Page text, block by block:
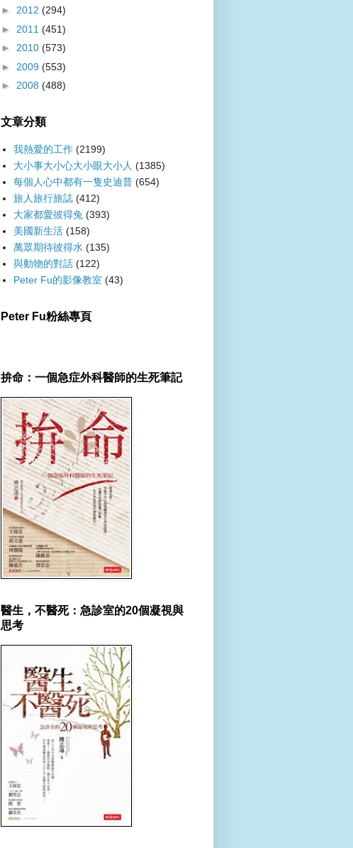
► 2012 (294)
► 2011 (451)
► 2010 (573)
► 2009 (553)
► 2008 (488)
文章分類
我熱愛的工作 (2199)
大小事大小心大小眼大小人 (1385)
每個人心中都有一隻史迪普 (654)
旅人旅行旅誌 (412)
大家都愛彼得兔 (393)
美國新生活 (158)
萬眾期待彼得水 (135)
與動物的對話 (122)
Peter Fu的影像教室 (43)
Peter Fu粉絲專頁
拚命：一個急症外科醫師的生死筆記
醫生，不醫死：急診室的20個凝視與
思考